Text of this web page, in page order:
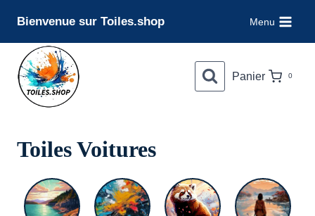
contenu
Bienvenue sur Toiles.shop Menu
Panier 0
Toiles Voitures